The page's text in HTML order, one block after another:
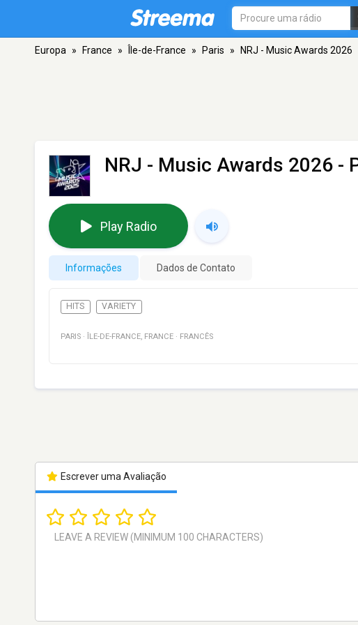
Europa » France » Île-de-France » Paris » NRJ - Music Awards 2026
NRJ - Music Awards 2026 -
Play Radio
Informações Dados de Contato
HITS VARIETY
PARIS · ÎLE-DE-FRANCE, FRANCE · FRANCÊS
Escrever uma Avaliação